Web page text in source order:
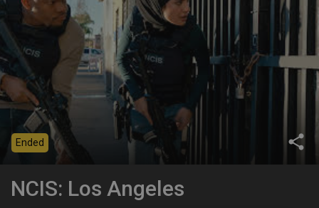
share
Ended
NCIS: Los Angeles